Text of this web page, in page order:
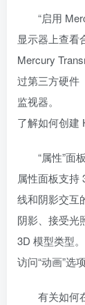
“启用
显示器上查看
Mercury
过第三方硬件
监视器。
了解如何创建
“属性”面
属性面板支持
线和阴影交互
阴影、接受光
3D 模型类型
访问“动画”选
有关如何